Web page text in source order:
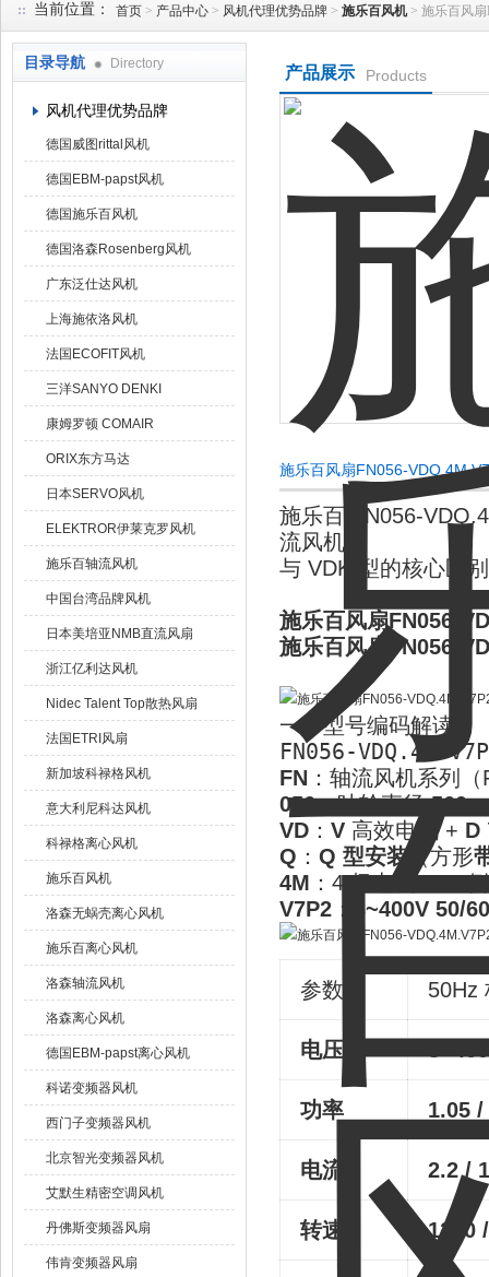
当前位置： 首页 > 产品中心 > 风机代理优势品牌 > 施乐百风机 > 施乐百风
目录导航 Directory
风机代理优势品牌
德国威图rittal风机
德国EBM-papst风机
德国施乐百风机
德国洛森Rosenberg风机
广东泛仕达风机
上海施依洛风机
法国ECOFIT风机
三洋SANYO DENKI
康姆罗顿 COMAIR
ORIX东方马达
日本SERVO风机
ELEKTROR伊莱克罗风机
施乐百轴流风机
中国台湾品牌风机
日本美培亚NMB直流风扇
浙江亿利达风机
Nidec Talent Top散热风扇
法国ETRI风扇
新加坡科禄格风机
意大利尼科达风机
科禄格离心风机
施乐百风机
洛森无蜗壳离心风机
施乐百离心风机
洛森轴流风机
洛森离心风机
德国EBM-papst离心风机
科诺变频器风机
西门子变频器风机
北京智光变频器风机
艾默生精密空调风机
丹佛斯变频器风扇
伟肯变频器风扇
产品展示 Products
施乐百风扇FN056-
施乐百 FN056-
流风机，
与 VDK 型的核心区
施乐百风扇FN056-
施乐百风扇FN056-
一、型号编码解读
FN056-
FN ：轴流风机系列
056：叶轮直径560
VD ： V 高效电机 + D
Q ： Q 型安装 （方形
4M ：4 极电机 +M侧
V7P2 ： 3~400V 50/
参数 50Hz
电压
功率 1.05
电流 2.2 /
转速 1280